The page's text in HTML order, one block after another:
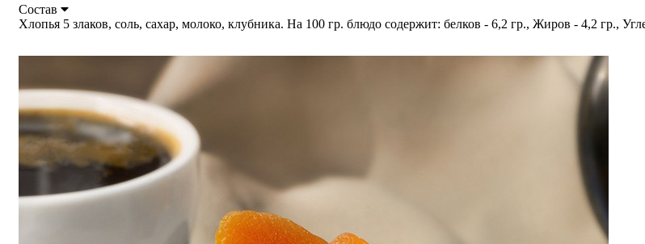
Состав
Хлопья 5 злаков, соль, сахар, молоко, клубника. На 100 гр. блюдо содержит: белков - 6,2 гр., Жиров - 4,2 гр.,